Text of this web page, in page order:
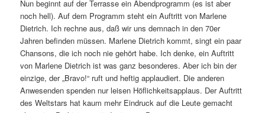
Nun beginnt auf der Terrasse ein Abendprogramm (es ist aber
noch hell). Auf dem Programm steht ein Auftritt von Marlene
Dietrich. Ich rechne aus, daß wir uns demnach in den 70er
Jahren befinden müssen. Marlene Dietrich kommt, singt ein paar
Chansons, die ich noch nie gehört habe. Ich denke, ein Auftritt
von Marlene Dietrich ist was ganz besonderes. Aber ich bin der
einzige, der „Bravo!“ ruft und heftig applaudiert. Die anderen
Anwesenden spenden nur leisen Höflichkeitsapplaus. Der Auftritt
des Weltstars hat kaum mehr Eindruck auf die Leute gemacht